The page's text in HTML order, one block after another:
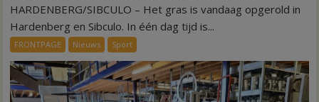
Binnen
kunstgras
weg
HARDENBERG/SIBCULO – Het gras is vandaag opgerold in
Hardenberg en Sibculo. In één dag tijd is...
FRONTPAGE Nieuws Sport